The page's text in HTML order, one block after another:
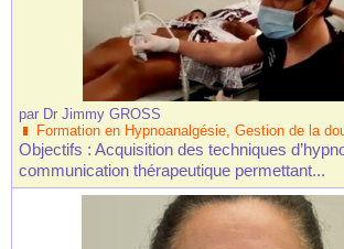
par Dr Jimmy GROSS
Formation en Hypnoanalgésie, Gestion de la
Objectifs : Acquisition des techniques
communication thérapeutique permettant...